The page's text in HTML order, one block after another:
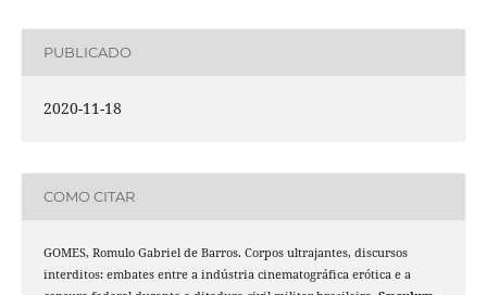
PUBLICADO
2020-11-18
COMO CITAR
GOMES, Romulo Gabriel de Barros. Corpos ultrajantes, discursos
interditos: embates entre a indústria cinematográfica erótica e a